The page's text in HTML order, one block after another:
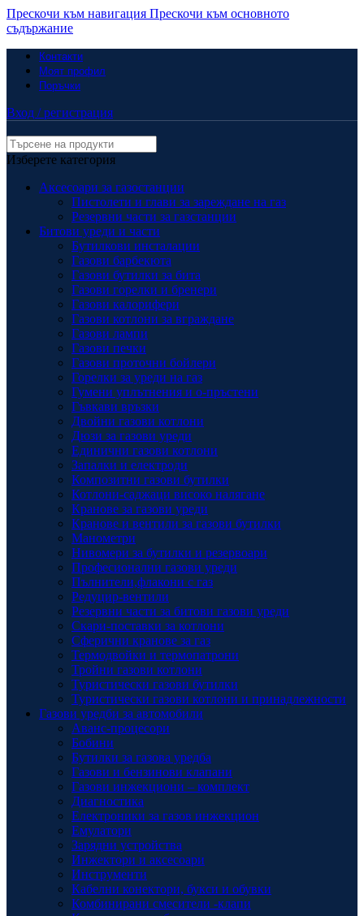
Прескочи към навигация Прескочи към основното
съдържание
Контакти
Моят профил
Поръчки
Вход / регистрация
Изберете категория
Аксесоари за газостанции
Пистолети и глави за зареждане на газ
Резервни части за газстанции
Битови уреди и части
Бутилкови инсталации
Газови барбекюта
Газови бутилки за бита
Газови горелки и бренери
Газови калорифери
Газови котлони за вграждане
Газови лампи
Газови печки
Газови проточни бойлери
Горелки за уреди на газ
Гумени уплътнения и о-пръстени
Гъвкави връзки
Двойни газови котлони
Дюзи за газови уреди
Единични газови котлони
Запалки и електроди
Композитни газови бутилки
Котлони-саджаци високо налягане
Кранове за газови уреди
Кранове и вентили за газови бутилки
Манометри
Нивомери за бутилки и резервоари
Професионални газови уреди
Пълнители,флакони с газ
Редуцир-вентили
Резервни части за битови газови уреди
Скари-поставки за котлони
Сферични кранове за газ
Термодвойки и термопатрони
Тройни газови котлони
Туристически газови бутилки
Туристически газови котлони и принадлежности
Газови уредби за автомобили
Аванс-процесори
Бобини
Бутилки за газова уредба
Газови и бензинови клапани
Газови инжекциони – комплект
Диагностика
Електроники за газов инжекцион
Емулатори
Зарядни устройства
Инжектори и аксесоари
Инструменти
Кабелни конектори, букси и обувки
Комбинирани смесители -клапи